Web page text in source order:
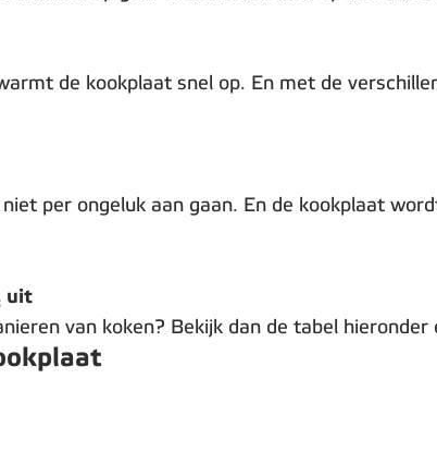
de kookplaat snel op. En met de
per ongeluk aan gaan. En de kookplaat
uit
van koken? Bekijk dan de tabel hieronder